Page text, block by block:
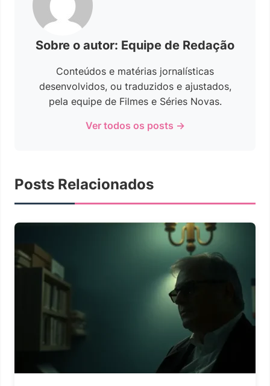
Sobre o autor: Equipe de Redação
Conteúdos e matérias jornalísticas
desenvolvidos, ou traduzidos e ajustados,
pela equipe de Filmes e Séries Novas.
Ver todos os posts →
Posts Relacionados